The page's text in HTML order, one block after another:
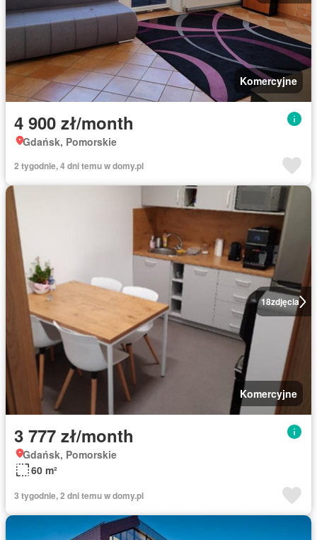
Komercyjne
4 900 zł/month
Gdańsk, Pomorskie
2 tygodnie, 4 dni temu w domy.pl
18zdjęcia
Komercyjne
3 777 zł/month
Gdańsk, Pomorskie
60 m²
3 tygodnie, 2 dni temu w domy.pl